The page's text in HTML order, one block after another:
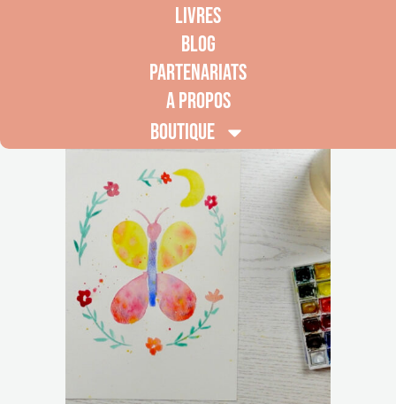
LIVRES
BLOG
PARTENARIATS
A PROPOS
BOUTIQUE